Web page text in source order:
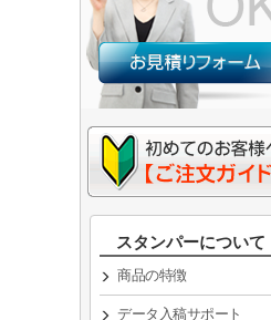
スタンパーについて
商品の特徴
データ入稿サポート